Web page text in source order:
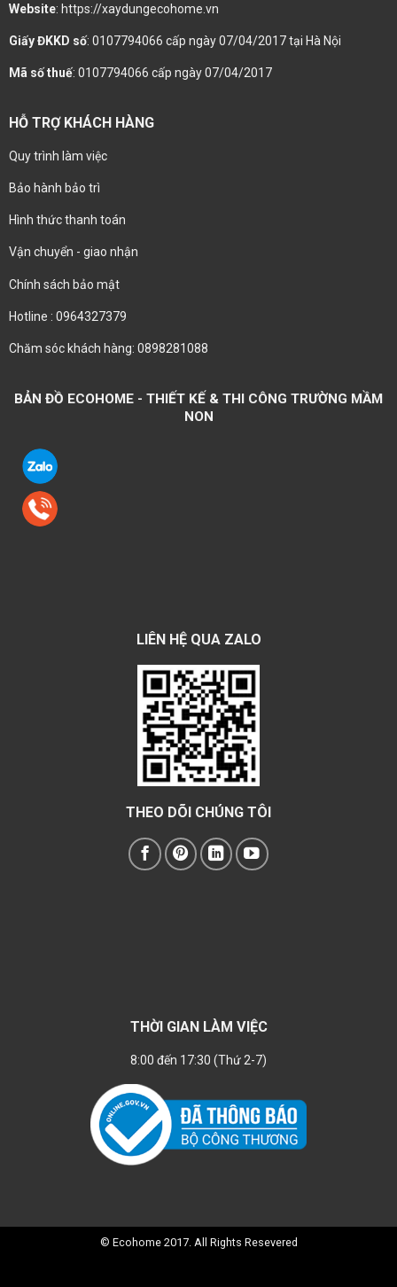
Website: https://xaydungecohome.vn
Giấy ĐKKD số: 0107794066 cấp ngày 07/04/2017 tại Hà Nội
Mã số thuế: 0107794066 cấp ngày 07/04/2017
HỖ TRỢ KHÁCH HÀNG
Quy trình làm việc
Bảo hành bảo trì
Hình thức thanh toán
Vận chuyển - giao nhận
Chính sách bảo mật
Hotline : 0964327379
Chăm sóc khách hàng: 0898281088
BẢN ĐỒ ECOHOME - THIẾT KẾ & THI CÔNG TRƯỜNG MẦM
NON
LIÊN HỆ QUA ZALO
THEO DÕI CHÚNG TÔI
THỜI GIAN LÀM VIỆC
8:00 đến 17:30 (Thứ 2-7)
© Ecohome 2017. All Rights Resevered